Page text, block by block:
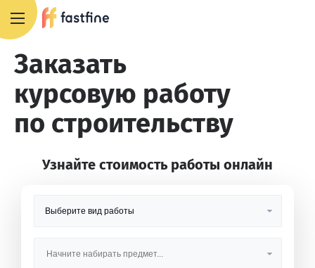
Заказать
курсовую работу
по строительству
Узнайте стоимость работы онлайн